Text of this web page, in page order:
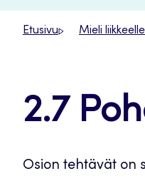
Etusivu Mieli
2.7
Osion tehtävät on